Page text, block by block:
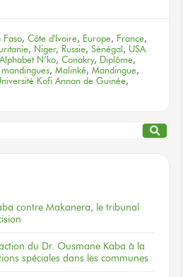
Faso, Côte d'Ivoire, Europe, France,
, Niger, Russie, Sénégal , USA
Alphabet N’ko, Conakry, Diplôme,
mandingues, Malinké, Mandingue,
Kofi Annan de Guinée,
contre Makanera, le tribunal
du Dr. Ousmane Kaba à la
spéciales dans les communes